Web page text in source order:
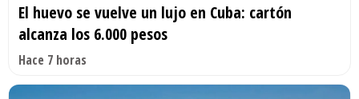
El huevo se vuelve un lujo en Cuba: cartón
alcanza los 6.000 pesos
Hace 7 horas